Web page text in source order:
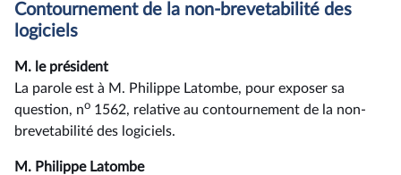
Contournement de la non-brevetabilité des
logiciels
M. le président
La parole est à M. Philippe Latombe, pour exposer sa
question, no 1562, relative au contournement de la non-
brevetabilité des logiciels.
M. Philippe Latombe